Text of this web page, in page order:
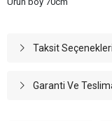
Taksit Seçenekleri
Garanti Ve